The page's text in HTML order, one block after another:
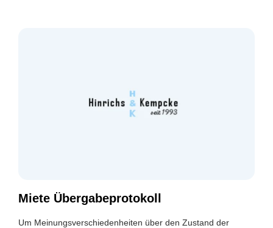
Miete Übergabeprotokoll
Um Meinungsverschiedenheiten über den Zustand der